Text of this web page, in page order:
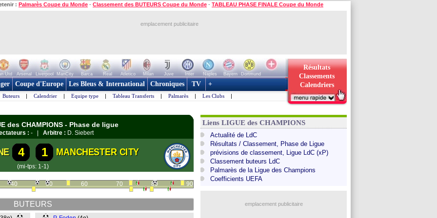
: Palmarès Coupe du Monde - Classement des BUTEURS Coupe du Monde - TABLEAU PHASE FINALE Coupe du Monde
emplacement publicitaire
Utd Arsenal Liverpool ManCity Barca Real Atletico Milan Juve Inter Naples Bayern
Dortmund
Résultats
Classements
Calendriers
Coupe d'Europe Les Bleus & International Chroniques TV +
Buteurs | Calendrier | Equipe type | Tableau Transferts | Palmarès | Les Clubs |
des CHAMPIONS - Phase de ligue
: - | Arbitre : D. Siebert
4 1 MANCHESTER CITY
(mi-tps: 1-1)
40 50 60 70 80 90
BUTEURS
Liens LIGUE des CHAMPIONS
Actualité de LdC
Résultats / Classement, Phase de Ligue
prévisions de classement, Ligue LdC (xP)
Classement buteurs LdC
Palmarès de la Ligue des Champions
Coefficients UEFA
emplacement publicitaire